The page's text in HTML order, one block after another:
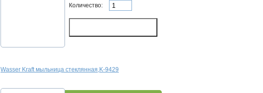
Количество:
Wasser Kraft мыльница стеклянная,K-9429